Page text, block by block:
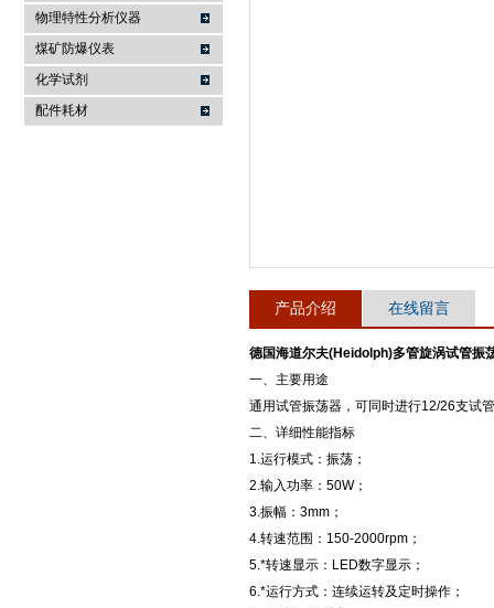
物理特性分析仪器
煤矿防爆仪表
化学试剂
配件耗材
产品介绍 在线留言
德国海道尔夫(Heidolph)多管旋涡试管振
一、主要用途
通用试管振荡器，可同时进行12/26支试
二、详细性能指标
1.运行模式：振荡；
2.输入功率：50W；
3.振幅：3mm；
4.转速范围：150-2000rpm；
5.*转速显示：LED数字显示；
6.*运行方式：连续运转及定时操作；